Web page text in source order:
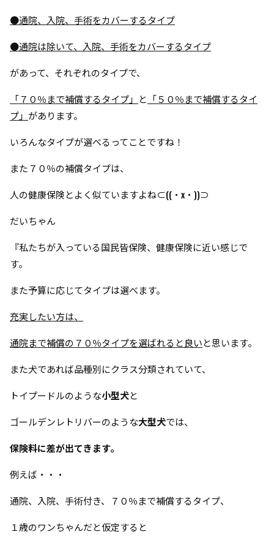
●通院、入院、手術をカバーするタイプ
●通院は除いて、入院、手術をカバーするタイプ
があって、 それぞれのタイプで、
「７０％まで補償するタイプ」 と 「５０％まで補償するタイ
プ」 があります。
いろんなタイプが選べるってことですね！
また７０％の補償タイプは、
人の健康保険とよく似ていますよね⊂((・x・))⊃
だいちゃん
『私たちが入っている国民皆保険、健康保険に近い感じで
す。
また予算に応じてタイプは選べます。
充実したい方は、
通院まで補償の７０％タイプを選ばれると良いと思います。
また犬であれば品種別にクラス分類されていて、
トイプードルのような小型犬と
ゴールデンレトリバーのような大型犬では、
保険料に差が出てきます。
例えば・・・
通院、入院、手術付き、７０％まで補償するタイプ、
１歳のワンちゃんだと仮定すると